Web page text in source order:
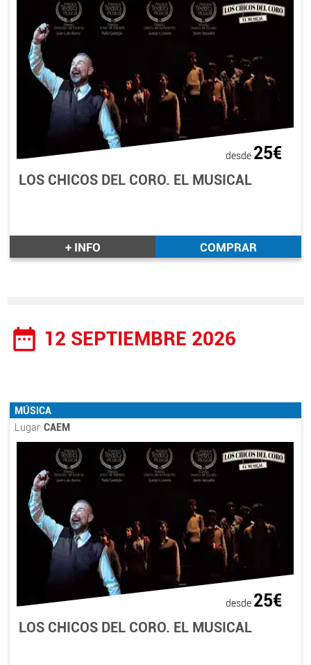
desde 25€
LOS CHICOS DEL CORO. EL MUSICAL
+ INFO COMPRAR
date_range 12 SEPTIEMBRE 2026
MÚSICA
Lugar: CAEM
desde 25€
LOS CHICOS DEL CORO. EL MUSICAL